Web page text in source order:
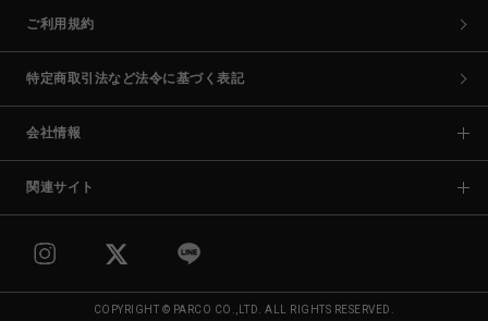
ご利用規約
特定商取引法など法令に基づく表記
会社情報
関連サイト
COPYRIGHT © PARCO CO.,LTD. ALL RIGHTS RESERVED.